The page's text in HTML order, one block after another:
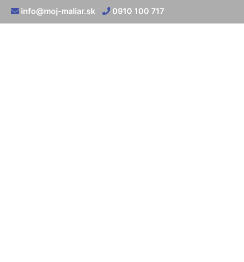
info@moj-maliar.sk 0910 100 717